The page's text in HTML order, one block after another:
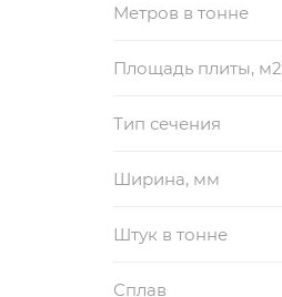
Метров в тонне
Площадь плиты, м2
Тип сечения
Ширина, мм
Штук в тонне
Сплав